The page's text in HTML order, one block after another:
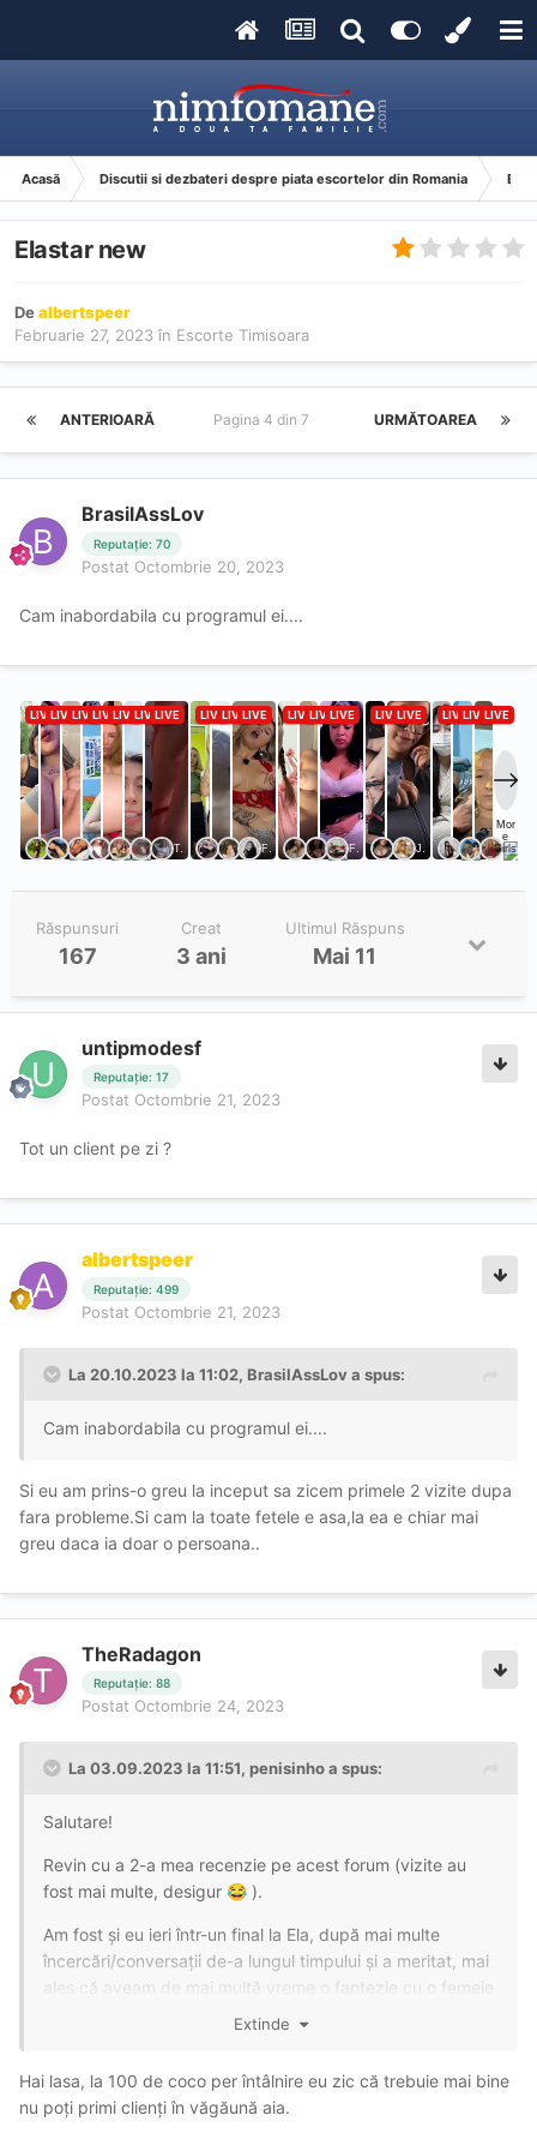
Acasă Discutii si dezbateri despre piata escortelor din Romania
Elastar new
Dealbertspeer
Februarie 27, 2023 în Escorte Timisoara
ANTERIOARĂ URMĂTOAREA
Pagina 4 din 7
BrasilAssLov
Reputație: 70
Postat Octombrie 20, 2023
Cam inabordabila cu programul ei....
Răspunsuri
167
Creat
3 ani
Ultimul Răspuns
Mai 11
untipmodesf
Reputație: 17
Postat Octombrie 21, 2023
Tot un client pe zi ?
albertspeer
Reputație: 499
Postat Octombrie 21, 2023
La 20.10.2023 la 11:02, BrasilAssLova spus:
Cam inabordabila cu programul ei....
Si eu am prins-o greu la inceput sa zicem primele 2 vizite dupa
fara probleme.Si cam la toate fetele e asa,la ea e chiar mai
greu daca ia doar o persoana..
TheRadagon
Reputație: 88
Postat Octombrie 24, 2023
La 03.09.2023 la 11:51, penisinhoa spus:
Salutare!
Revin cu a 2-a mea recenzie pe acest forum (vizite au
fost mai multe, desigur 😂 ).
Am fost și eu ieri într-un final la Ela, după mai multe
încercări/conversații de-a lungul timpului și a meritat, mai
ales că aveam de mai multă vreme o fantezie cu o femeie
mai mare decât mine, gen MILF, dar nu găsisem nimic să
detalii în următoarele rânduri.
Extinde
Hai lasa, la 100 de coco per întâlnire eu zic că trebuie mai bine
nu poți primi clienți în văgăună aia.